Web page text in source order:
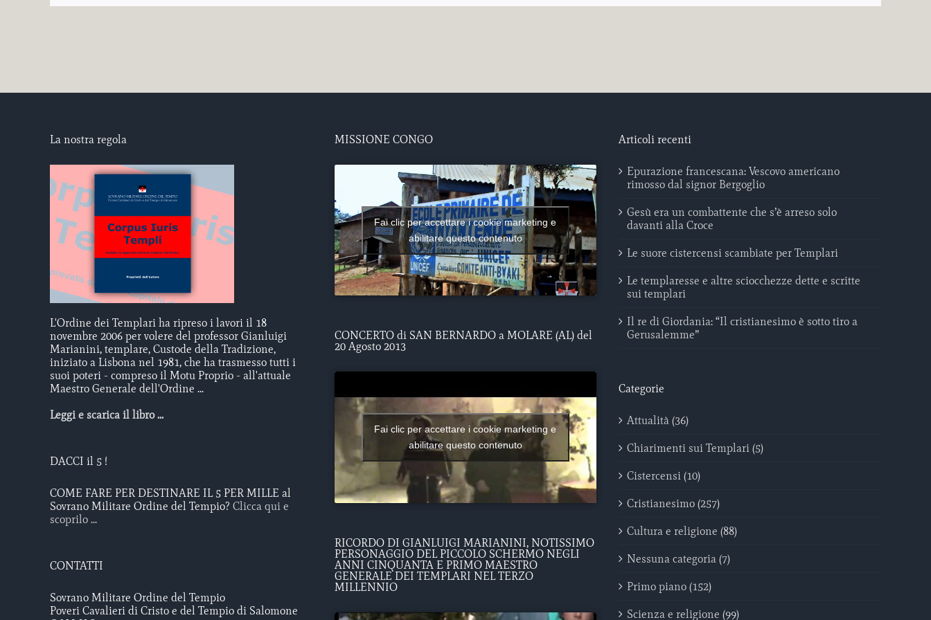
La nostra regola
L'Ordine dei Templari ha ripreso i lavori il 18
novembre 2006 per volere del professor Gianluigi
Marianini, templare, Custode della Tradizione,
iniziato a Lisbona nel 1981, che ha trasmesso tutti i
suoi poteri - compreso il Motu Proprio - all'attuale
Maestro Generale dell'Ordine ...
Leggi e scarica il libro ...
DACCI il 5 !
COME FARE PER DESTINARE IL 5 PER MILLE al
Sovrano Militare Ordine del Tempio? Clicca qui e
scoprilo ...
CONTATTI
Sovrano Militare Ordine del Tempio
Poveri Cavalieri di Cristo e del Tempio di Salomone
MISSIONE CONGO
Fai clic per accettare i cookie marketing e
abilitare questo contenuto
CONCERTO di SAN BERNARDO a MOLARE (AL) del
20 Agosto 2013
Fai clic per accettare i cookie marketing e
abilitare questo contenuto
RICORDO DI GIANLUIGI MARIANINI, NOTISSIMO
PERSONAGGIO DEL PICCOLO SCHERMO NEGLI
ANNI CINQUANTA E PRIMO MAESTRO
GENERALE DEI TEMPLARI NEL TERZO
MILLENNIO
Articoli recenti
Epurazione francescana: Vescovo americano
rimosso dal signor Bergoglio
Gesù era un combattente che s’è arreso solo
davanti alla Croce
Le suore cistercensi scambiate per Templari
Le templaresse e altre sciocchezze dette e scritte
sui templari
Il re di Giordania: “Il cristianesimo è sotto tiro a
Gerusalemme”
Categorie
Attualità (36)
Chiarimenti sui Templari (5)
Cistercensi (10)
Cristianesimo (257)
Cultura e religione (88)
Nessuna categoria (7)
Primo piano (152)
Scienza e religione (99)